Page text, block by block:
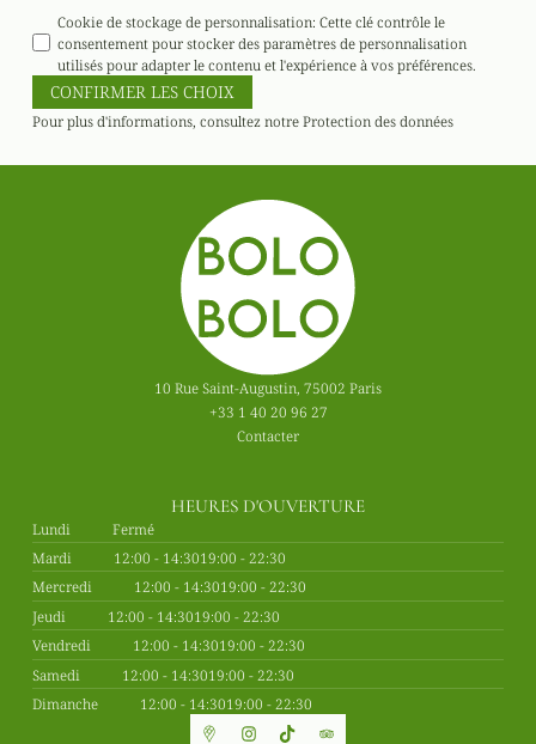
Cookie de stockage de personnalisation: Cette clé contrôle le
consentement pour stocker des paramètres de personnalisation
utilisés pour adapter le contenu et l'expérience à vos préférences.
CONFIRMER LES CHOIX
Pour plus d'informations, consultez notreProtection des données
10 Rue Saint-Augustin, 75002 Paris
+33 1 40 20 96 27
Contacter
HEURES D'OUVERTURE
Lundi
Fermé
Mardi
12:00 - 14:3019:00 - 22:30
Mercredi
12:00 - 14:3019:00 - 22:30
Jeudi
12:00 - 14:3019:00 - 22:30
Vendredi
12:00 - 14:3019:00 - 22:30
Samedi
12:00 - 14:3019:00 - 22:30
Dimanche
12:00 - 14:3019:00 - 22:30